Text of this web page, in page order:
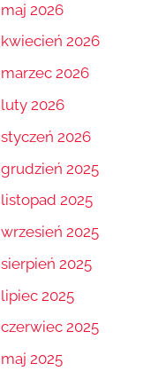
maj 2026
kwiecień 2026
marzec 2026
luty 2026
styczeń 2026
grudzień 2025
listopad 2025
wrzesień 2025
sierpień 2025
lipiec 2025
czerwiec 2025
maj 2025